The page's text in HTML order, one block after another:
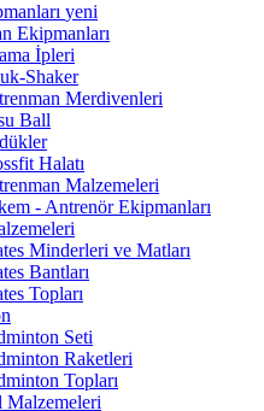
yeni
Ekipmanları
İpleri
Shaker
Merdivenleri
Ball
Halatı
Malzemeleri
- Antrenör Ekipmanları
Minderleri ve Matları
Bantları
Topları
Seti
Raketleri
Topları
Malzemeleri